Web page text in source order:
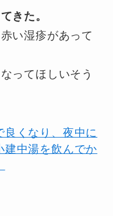
きた。
い湿疹があって
ってほしいそう
良くなり、夜中に
建中湯を飲んでか